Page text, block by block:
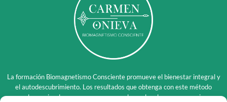
La formación Biomagnetismo Consciente promueve el bienestar integral y
el autodescubrimiento. Los resultados que obtenga con este método
pueden variar de persona a persona y dependen de su compromiso y